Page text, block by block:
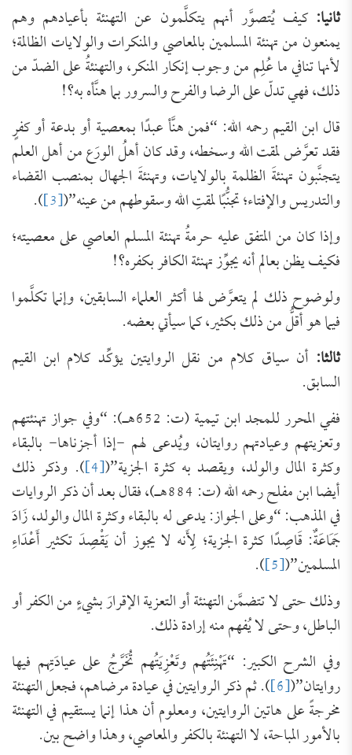
ثانيا: كيف يُتصوَّر أنهم يتكلَّمون عن التهنئة بأعيادهم وهم
يمنعون من تهنئة المسلمين بالمعاصي والمنكرات والولايات الظالمة؛
لأنها تنافي ما عُلِم من وجوب إنكار المنكر، والتهنئةُ على الضدّ من
ذلك، فهي تدلّ على الرضا والفرح والسرور بما هنَّأه به؟!
قال ابن القيم رحمه الله: “فمن هنَّأ عبدًا بمعصية أو بدعة أو كفرٍ
فقد تعرَّض لمقت الله وسخطه، وقد كان أهلُ الورَع من أهل العلم
يتجنَّبون تهنئةَ الظلمة بالولايات، وتهنئةَ الجهال بمنصب القضاء
والتدريس والإفتاء؛ تجنُّبًا لمقتِ الله وسقوطهم من عينه”([3]
).
وإذا كان من المتفق عليه حرمةُ تهنئة المسلم العاصي على معصيته؛
فكيف يظن بعالم أنه يجوِّز تهنئة الكافر بكفره؟!
ولوضوح ذلك لم يتعرَّض لها أكثر العلماء السابقين، وإنما تكلَّموا
فيما هو أقلُّ من ذلك بكثير، كما سيأتي بعضه.
ثالثا: أن سياق كلام من نقل الروايتين يؤكِّد كلام ابن القيم
السابق.
ففي المحرر للمجد ابن تيمية (ت: 652هـ): “وفي جواز ‌تهنئتهم
وتعزيتهم وعيادتهم روايتان، ويُدعى لهم -إذا أجزناها- بالبقاء
وكثرة المال والولد، ويقصد به كثرة الجزية”([4] ). وذكر ذلك
أيضا ابن مفلح رحمه الله (ت: 884هـ)، فقال بعد أن ذكر الروايات
في المذهب: “وعلى الجواز: يدعى له بالبقاء وكثرة المال والولد، زَادَ
جَمَاعَةٌ: قَاصِدًا كثرة الجزية؛ لِأَنه لا يجوز أن يَقْصِدَ تكثير أَعْدَاءِ
المسلمين”([5]
).
وذلك حتى لا تتضمَّن التهنئة أو التعزية الإقرارَ بشيءٍ من الكفر أو
الباطل، وحتى لا يُفهم منه إرادة ذلك.
وفي الشرح الكبير: “‌تَهْنِئَتُهم وتَعْزِيَتُهم تُخَرَّجُ على عيادَتِهم فيها
روايتان”([6] ). ثم ذكر الروايتين في عيادة مرضاهم، فجعل التهنئة
مخرجةً على هاتين الروايتين، ومعلوم أن هذا إنما يستقيم في التهنئة
بالأمور المباحة، لا التهنئة بالكفر والمعاصي، وهذا واضح بين.